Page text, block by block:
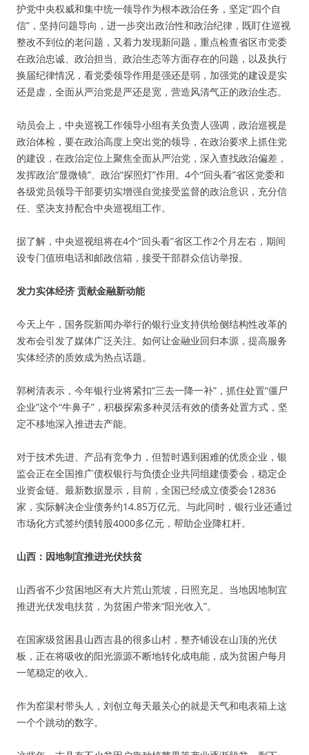
护党中央权威和集中统一领导作为根本政治任务，坚定“四个自
信”，坚持问题导向，进一步突出政治性和政治纪律，既盯住巡视
整改不到位的老问题，又着力发现新问题，重点检查省区市党委
在政治忠诚、政治担当、政治生态等方面存在的问题，以及执行
换届纪律情况，看党委领导作用是强还是弱，加强党的建设是实
还是虚，全面从严治党是严还是宽，营造风清气正的政治生态。
动员会上，中央巡视工作领导小组有关负责人强调，政治巡视是
政治体检，要在政治高度上突出党的领导，在政治要求上抓住党
的建设，在政治定位上聚焦全面从严治党，深入查找政治偏差，
发挥政治“显微镜”、政治“探照灯”作用。4个“回头看”省区党委和
各级党员领导干部要切实增强自觉接受监督的政治意识，充分信
任、坚决支持配合中央巡视组工作。
据了解，中央巡视组将在4个“回头看”省区工作2个月左右，期间
设专门值班电话和邮政信箱，接受干部群众信访举报。
发力实体经济 贡献金融新动能
今天上午，国务院新闻办举行的银行业支持供给侧结构性改革的
发布会引发了媒体广泛关注。如何让金融业回归本源，提高服务
实体经济的质效成为热点话题。
郭树清表示，今年银行业将紧扣“三去一降一补”，抓住处置“僵尸
企业”这个“牛鼻子”，积极探索多种灵活有效的债务处置方式，坚
定不移地深入推进去产能。
对于技术先进、产品有竞争力，但暂时遇到困难的优质企业，银
监会正在全国推广债权银行与负债企业共同组建债委会，稳定企
业资金链。最新数据显示，目前，全国已经成立债委会12836
家，实际解决企业债务约14.85万亿元。与此同时，银行业还通过
市场化方式签约债转股4000多亿元，帮助企业降杠杆。
山西：因地制宜推进光伏扶贫
山西省不少贫困地区有大片荒山荒坡，日照充足。当地因地制宜
推进光伏发电扶贫，为贫困户带来“阳光收入”。
在国家级贫困县山西吉县的很多山村，整齐铺设在山顶的光伏
板，正在将吸收的阳光源源不断地转化成电能，成为贫困户每月
一笔稳定的收入。
作为窑渠村带头人，刘创立每天最关心的就是天气和电表箱上这
一个个跳动的数字。